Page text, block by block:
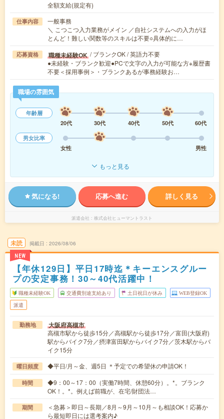
全額支給(規定有)
仕事内容
一般事務
＼ こつこつ入力業務がメイン ／自社システムへの入力がほ
とんど！難しい関数等のスキルは不要○具体的に…
応募資格 職種未経験OK / ブランクOK / 英語力不要
●未経験・ブランク歓迎●PCで文字の入力が可能な方※履歴書
不要＜採用事例＞・ブランクあるが事務経験お…
職場の雰囲気
年齢層
20代
30代 40代 50代
60代
男女比率
女性
男性
もっと見る
気になる! 応募へ進む 詳しく見る
派遣会社 株式会社ヒューマントラスト
未読
NEW
掲載日 2026/08/06
【年休129日】平日17時迄＊キーエンスグルー
プの安定事務！30～40代活躍中！
職種未経験OK 交通費別途支給あり 土日祝日が休み WEB登録OK
派遣
勤務地 大阪府高槻市
高槻市駅から徒歩15分／高槻駅から徒歩17分／富田(大阪府)
駅からバイク7分／摂津富田駅からバイク7分／茨木駅からバ
イク15分
曜日頻度 ◆平日/月～金、週5日 ＊予定での希望休の申請OK！
時間
◆9：00～17：00（実働7時間、休憩60分）。*。ブランク
OK！。*。例えば前職が、在宅/財団法…
期間
＜急募＞即日～長期／8月～9月～10月～も相談OK！応募か
ら最短即日には選考案内♪